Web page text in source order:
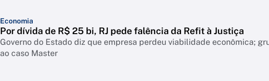
Economia
Por dívida de R$ 25 bi, RJ pede falência da Refit à Justiça
Governo do Estado diz que empresa perdeu viabilidade econômica;
ao caso Master